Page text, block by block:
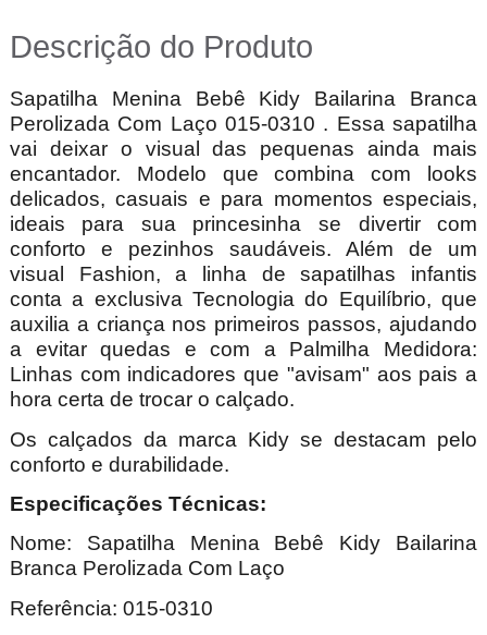
Descrição do Produto
Sapatilha Menina Bebê Kidy Bailarina Branca
Perolizada Com Laço 015-0310 . Essasapatilha
vai deixar o visual das pequenas ainda mais
encantador. Modelo que combina com looks
delicados, casuais e para momentos especiais,
ideais para sua princesinha se divertir com
conforto e pezinhos saudáveis. Além de um
visual Fashion, a linha de sapatilhas infantis
conta a exclusiva Tecnologia do Equilíbrio, que
auxilia a criança nos primeiros passos, ajudando
a evitar quedas e com a Palmilha Medidora:
Linhas com indicadores que "avisam" aos pais a
hora certa de trocar o calçado.
Os calçados da marca Kidy se destacam pelo
conforto e durabilidade.
Especificações Técnicas:
Nome: Sapatilha Menina Bebê Kidy Bailarina
Branca Perolizada Com Laço
Referência: 015-0310